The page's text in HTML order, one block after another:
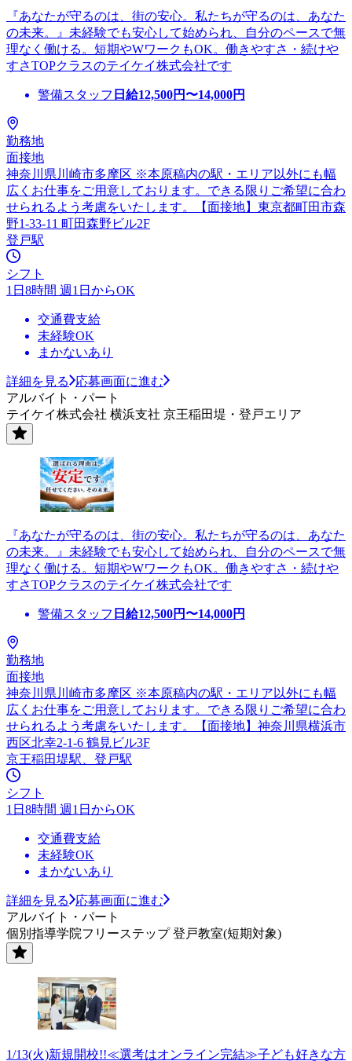
『あなたが守るのは、街の安心。私たちが守るのは、あなた
の未来。』未経験でも安心して始められ、自分のペースで無
理なく働ける。短期やWワークもOK。働きやすさ・続けや
すさTOPクラスのテイケイ株式会社です
警備スタッフ 日給12,500円〜14,000円
勤務地
面接地
神奈川県川崎市多摩区 ※本原稿内の駅・エリア以外にも幅
広くお仕事をご用意しております。できる限りご希望に合わ
せられるよう考慮をいたします。【面接地】東京都町田市森
野1-33-11 町田森野ビル2F
登戸駅
シフト
1日8時間 週1日からOK
交通費支給
未経験OK
まかないあり
詳細を見る
応募画面に進む
アルバイト・パート
テイケイ株式会社 横浜支社 京王稲田堤・登戸エリア
『あなたが守るのは、街の安心。私たちが守るのは、あなた
の未来。』未経験でも安心して始められ、自分のペースで無
理なく働ける。短期やWワークもOK。働きやすさ・続けや
すさTOPクラスのテイケイ株式会社です
警備スタッフ 日給12,500円〜14,000円
勤務地
面接地
神奈川県川崎市多摩区 ※本原稿内の駅・エリア以外にも幅
広くお仕事をご用意しております。できる限りご希望に合わ
せられるよう考慮をいたします。【面接地】神奈川県横浜市
西区北幸2-1-6 鶴見ビル3F
京王稲田堤駅、登戸駅
シフト
1日8時間 週1日からOK
交通費支給
未経験OK
まかないあり
詳細を見る
応募画面に進む
アルバイト・パート
個別指導学院フリーステップ 登戸教室(短期対象)
1/13(火)新規開校!!≪選考はオンライン完結≫子ども好きな方